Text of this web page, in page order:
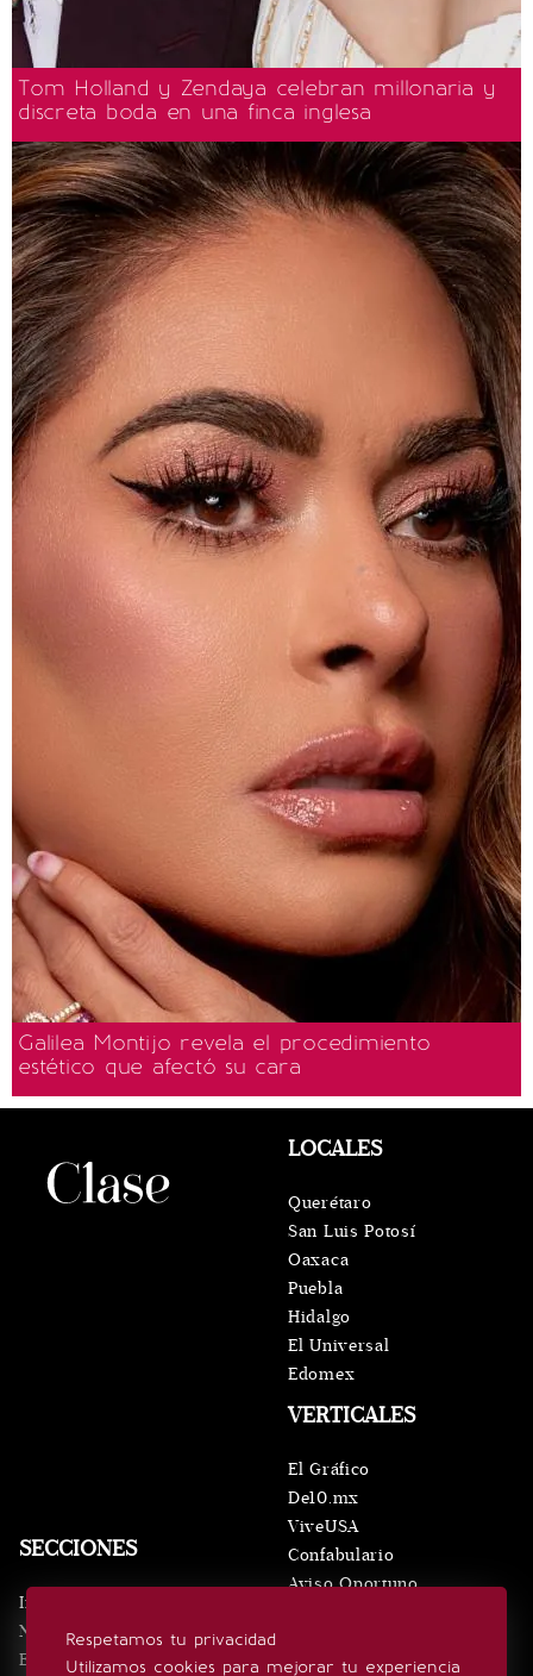
Tom Holland y Zendaya celebran millonaria y
discreta boda en una finca inglesa
Galilea Montijo revela el procedimiento
estético que afectó su cara
Respetamos tu privacidad
Utilizamos cookies para mejorar tu experiencia
SECCIONES
Inicio
Noticias
Eventos
VERTICALES
El Gráfico
De10.mx
ViveUSA
Confabulario
Aviso Oportuno
LOCALES
Querétaro
San Luis Potosí
Oaxaca
Puebla
Hidalgo
El Universal
Edomex